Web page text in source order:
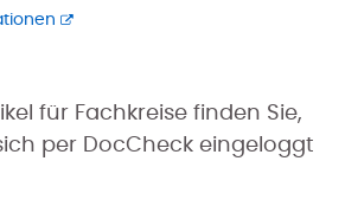
für Fachkreise finden Sie,
per DocCheck eingeloggt